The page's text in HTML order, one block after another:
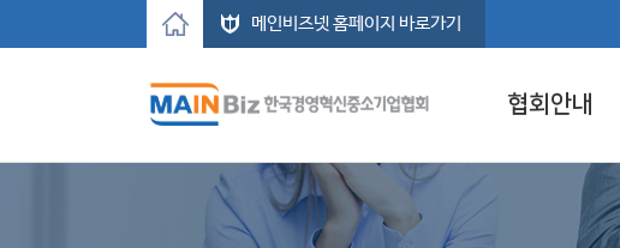
협회안내
메인비즈넷 홈페이지 바로가기